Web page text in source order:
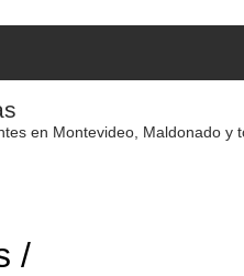
en Montevideo, Maldonado y
/